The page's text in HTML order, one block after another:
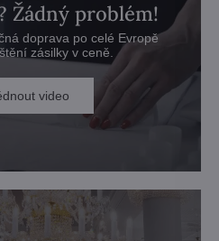
Žádný problém!
doprava po celé Evropě
zásilky v ceně.
video